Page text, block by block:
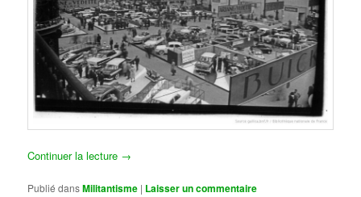
Continuer la lecture →
Publié dansMilitantisme | Laisser un commentaire